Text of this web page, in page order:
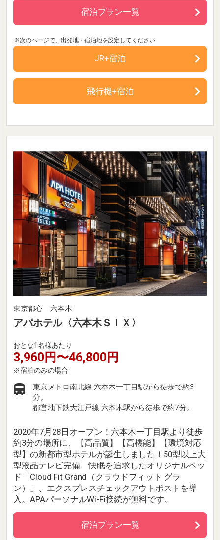
宿泊プラン一覧
JR+宿泊
飛行機+宿泊
東京都心 六本木
アパホテル〈六本木ＳＩＸ〉
おとな1名様あたり
3,960円〜46,800円
東京メトロ南北線 六本木一丁目駅から徒歩で約3
分。
都営地下鉄大江戸線 六本木駅から徒歩で約7分。
2020年7月28日オープン！六本木一丁目駅より徒歩
約3分の場所に、【高品質】【高機能】【環境対応
型】の新都市型ホテルが誕生しました！50型以上大
型液晶テレビ完備、快眠を追求したオリジナルベッ
ド「Cloud Fit Grand（クラウドフィット グラ
ン）」、エクスプレスチェックアウトポストを導
入。APAパーソナルWi-Fi接続が無料です。
宿泊プラン一覧